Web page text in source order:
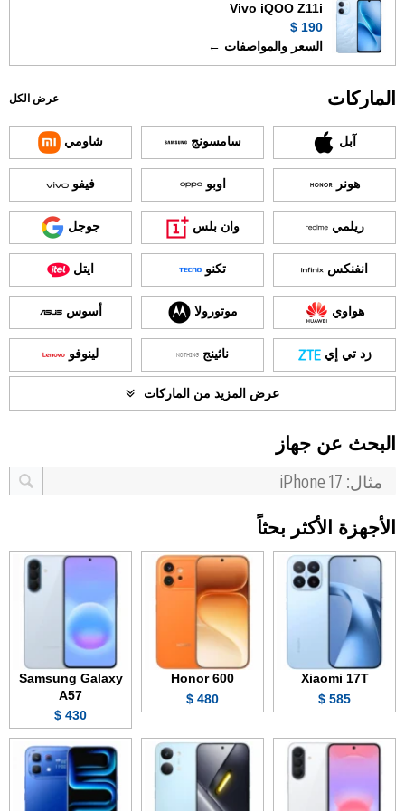
Vivo iQOO Z11i
190 $
السعر والمواصفات ←
الماركات عرض الكل
آبل سامسونج شاومي
هونر اوبو فيفو
ريلمي وان بلس جوجل
انفنكس تكنو ايتل
هواوي موتورولا أسوس
زد تي إي ناثينج لينوفو
عرض المزيد من الماركات
البحث عن جهاز
الأجهزة الأكثر بحثاً
Xiaomi 17T
585 $
Honor 600
480 $
Samsung Galaxy
A57
430 $